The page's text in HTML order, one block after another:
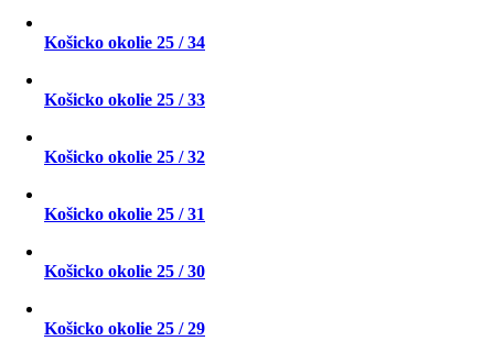
Košicko okolie 25 / 34
Košicko okolie 25 / 33
Košicko okolie 25 / 32
Košicko okolie 25 / 31
Košicko okolie 25 / 30
Košicko okolie 25 / 29